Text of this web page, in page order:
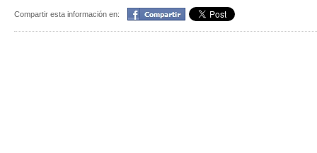
Compartir esta información en: Compartir